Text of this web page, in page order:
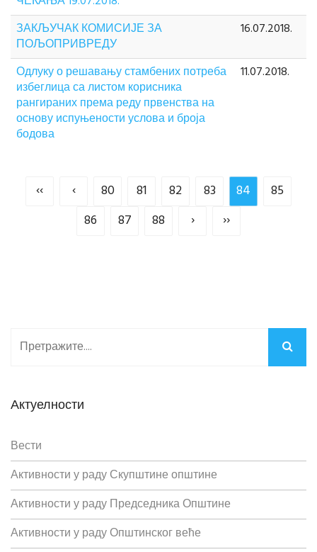
ЗАКЉУЧАК КОМИСИЈЕ ЗА
ПОЉОПРИВРЕДУ
16.07.2018.
Одлуку о решавању стамбених потреба
избеглица са листом корисника
рангираних према реду првенства на
основу испуњености услова и броја
бодова
11.07.2018.
‹‹ ‹ 80 81 82 83 84
85
86
87 88 › ››
Актуелности
Вести
Активности у раду Скупштине општине
Активности у раду Председника Општине
Активности у раду Општинског веће